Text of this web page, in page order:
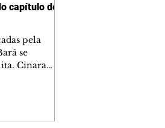
capítulo de
pela
se
Cinara